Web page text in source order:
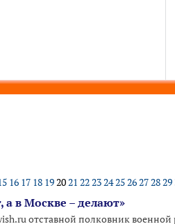
16 17 18 192021 2223242526272829
а в Москве – делают»
отставной полковник